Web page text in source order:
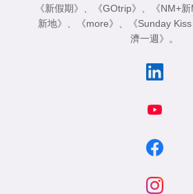
《新假期》
《GOtrip》 《NM+
新地》
《more》 《Sunday
濟一週》
。